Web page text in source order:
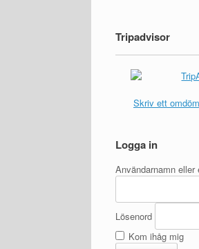
Tripadvisor
Skriv ett
Logga in
Användarnamn eller
Lösenord
Kom ihåg mig